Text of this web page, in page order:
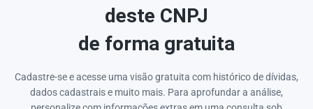
deste CNPJ
de forma gratuita
Cadastre-se e acesse uma visão gratuita com histórico de dívidas,
dados cadastrais e muito mais. Para aprofundar a análise,